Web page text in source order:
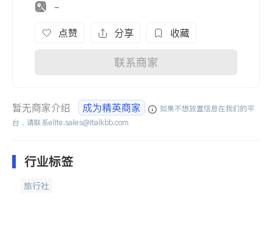
-
点赞 分享 收藏
联系商家
暂无商家介绍 成为精英商家
如果不想放置信息在我们的平
台，请联系elite.sales@italkbb.com
行业标签
旅行社